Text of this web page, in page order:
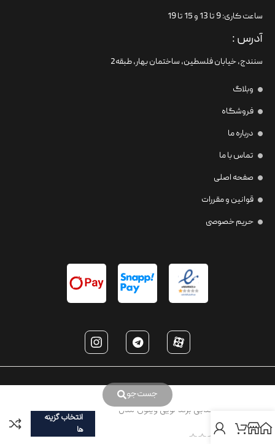
جست‌جو
ساعت کاری: 9 تا 13 و 15 تا 19
آدرس :
سنندج، خیابان فلسطین،‌ ساختمان بهار، طبقه2
وبلاگ
فروشگاه
درباره ما
تماس با ما
صفحه اصلی
قوانین و مقررات
حریم خصوصی
عینک آفتابی برند لویی ویتون مدل
LV2060
انتخاب گزینه
ها